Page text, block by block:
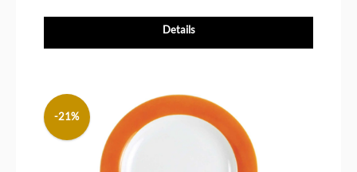
Details
-21%